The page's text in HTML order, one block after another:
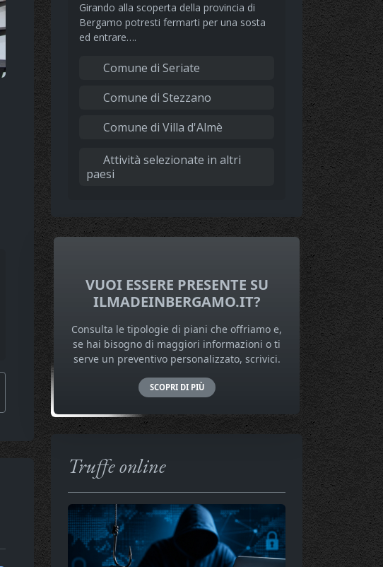
Girando alla scoperta della provincia di
Bergamo potresti fermarti per una sosta
ed entrare….
Comune di Seriate
Comune di Stezzano
Comune di Villa d'Almè
Attività selezionate in altri
paesi
VUOI ESSERE PRESENTE SU
ILMADEINBERGAMO.IT?
Consulta le tipologie di piani che offriamo e,
se hai bisogno di maggiori informazioni o ti
serve un preventivo personalizzato, scrivici.
SCOPRI DI PIÙ
Truffe online